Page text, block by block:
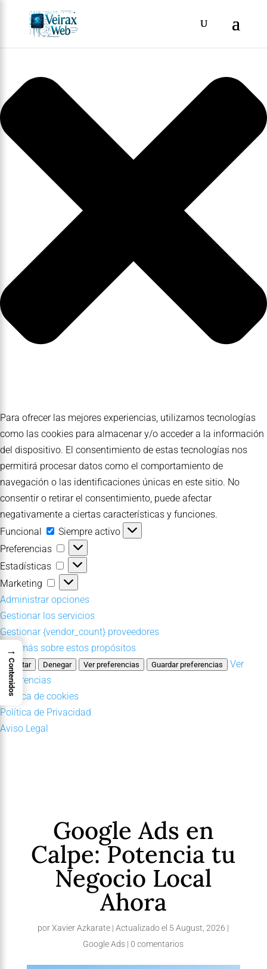
Gestionar consentimiento
Para ofrecer las mejores experiencias, utilizamos tecnologías
como las cookies para almacenar y/o acceder a la información
del dispositivo. El consentimiento de estas tecnologías nos
permitirá procesar datos como el comportamiento de
navegación o las identificaciones únicas en este sitio. No
consentir o retirar el consentimiento, puede afectar
negativamente a ciertas características y funciones.
Funcional
Funcional
Siempre activo
Preferencias
Preferencias
Estadísticas
Estadísticas
Marketing
Marketing
Administrar opciones
Gestionar los servicios
Gestionar {vendor_count} proveedores
Leer más sobre estos propósitos
Aceptar Denegar Ver preferencias Guardar preferencias
Ver
preferencias
Política de cookies
Política de Privacidad
Aviso Legal
Google Ads en
Calpe: Potencia tu
Negocio Local
Ahora
porXavier Azkarate |Actualizado el 5 August, 2026 |
Google Ads |0 comentarios
→
Contenidos